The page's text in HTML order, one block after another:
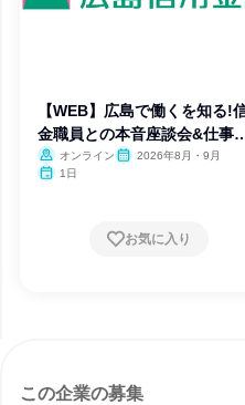
【WEB】広島で働くを知る!
金職員との本音座談会&仕事
験
オンライン
2026年8月・9月
1日
お気に入り
この企業の募集